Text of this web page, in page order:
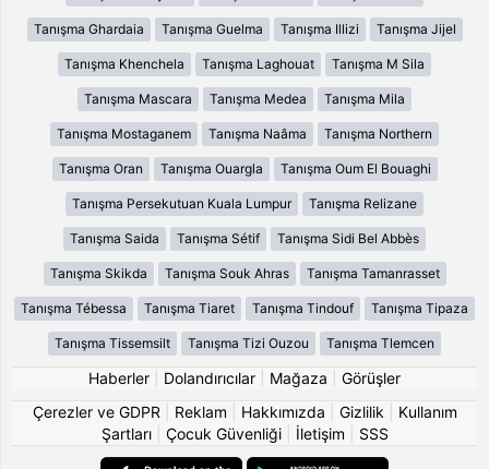
Tanışma Ghardaia Tanışma Guelma Tanışma Illizi Tanışma Jijel
Tanışma Khenchela Tanışma Laghouat Tanışma M Sila
Tanışma Mascara Tanışma Medea Tanışma Mila
Tanışma Mostaganem Tanışma Naâma Tanışma Northern
Tanışma Oran Tanışma Ouargla Tanışma Oum El Bouaghi
Tanışma Persekutuan Kuala Lumpur Tanışma Relizane
Tanışma Saida Tanışma Sétif Tanışma Sidi Bel Abbès
Tanışma Skikda Tanışma Souk Ahras Tanışma Tamanrasset
Tanışma Tébessa Tanışma Tiaret Tanışma Tindouf Tanışma Tipaza
Tanışma Tissemsilt Tanışma Tizi Ouzou Tanışma Tlemcen
Haberler Dolandırıcılar Mağaza
Görüşler
Çerezler ve GDPR
Reklam Hakkımızda Gizlilik
Kullanım
Şartları| Çocuk Güvenliği| İletişim SSS